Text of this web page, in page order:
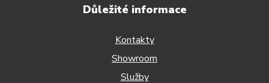
Důležité informace
Kontakty
Showroom
Služby